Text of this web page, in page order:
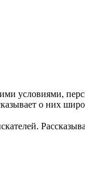
условиями,
о них